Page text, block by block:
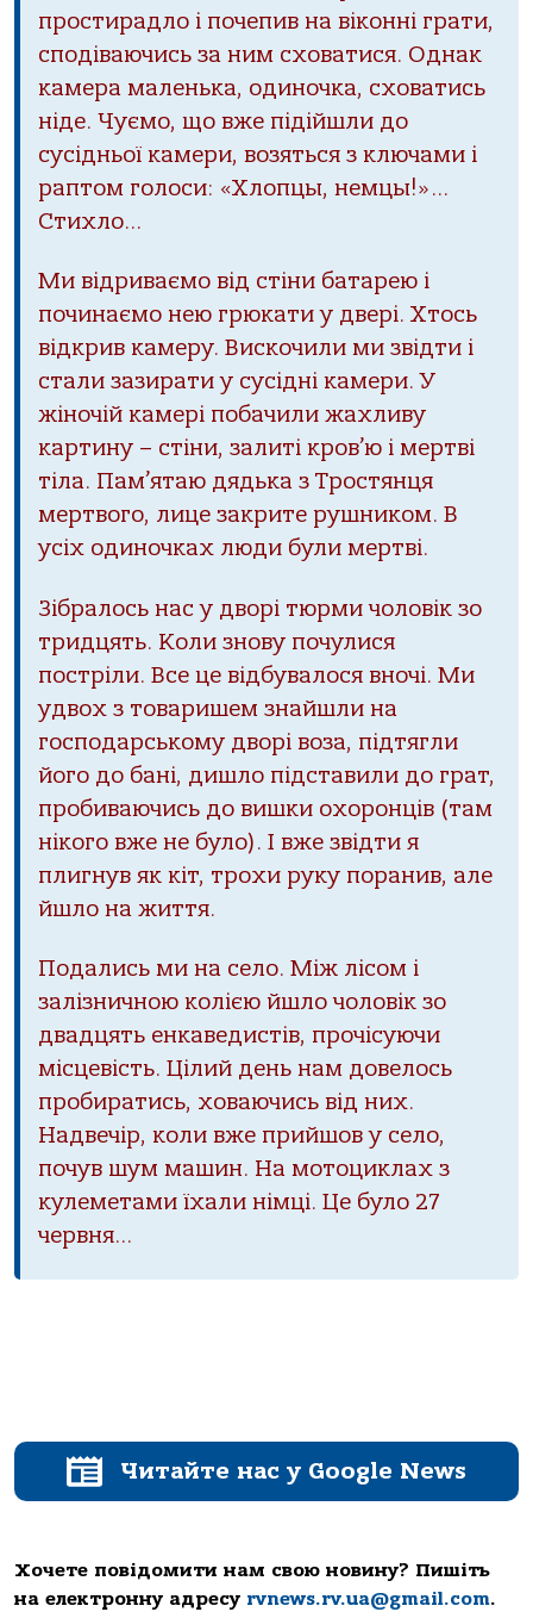
простирадло і почепив на віконні грати,
сподіваючись за ним сховатися. Однак
камера маленька, одиночка, сховатись
ніде. Чуємо, що вже підійшли до
сусідньої камери, возяться з ключами і
раптом голоси: «Хлопцы, немцы!»…
Стихло…
Ми відриваємо від стіни батарею і
починаємо нею грюкати у двері. Хтось
відкрив камеру. Вискочили ми звідти і
стали зазирати у сусідні камери. У
жіночій камері побачили жахливу
картину – стіни, залиті кров’ю і мертві
тіла. Пам’ятаю дядька з Тростянця
мертвого, лице закрите рушником. В
усіх одиночках люди були мертві.
Зібралось нас у дворі тюрми чоловік зо
тридцять. Коли знову почулися
постріли. Все це відбувалося вночі. Ми
удвох з товаришем знайшли на
господарському дворі воза, підтягли
його до бані, дишло підставили до грат,
пробиваючись до вишки охоронців (там
нікого вже не було). І вже звідти я
плигнув як кіт, трохи руку поранив, але
йшло на життя.
Подались ми на село. Між лісом і
залізничною колією йшло чоловік зо
двадцять енкаведистів, прочісуючи
місцевість. Цілий день нам довелось
пробиратись, ховаючись від них.
Надвечір, коли вже прийшов у село,
почув шум машин. На мотоциклах з
кулеметами їхали німці. Це було 27
червня…
Читайте нас у Google News
Хочете повідомити нам свою новину? Пишіть
на електронну адресу rvnews.rv.ua@gmail.com.